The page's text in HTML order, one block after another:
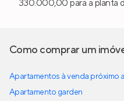
330.000,00 para a planta
Como comprar um
Apartamentos à venda próximo
Apartamento garden